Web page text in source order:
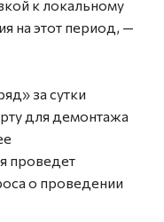
к локальному
на этот период, —
за сутки
для демонтажа
проведет
о проведении